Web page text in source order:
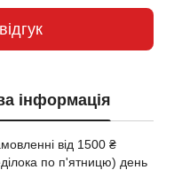
інформація
від 1500 ₴
по п'ятницю) день